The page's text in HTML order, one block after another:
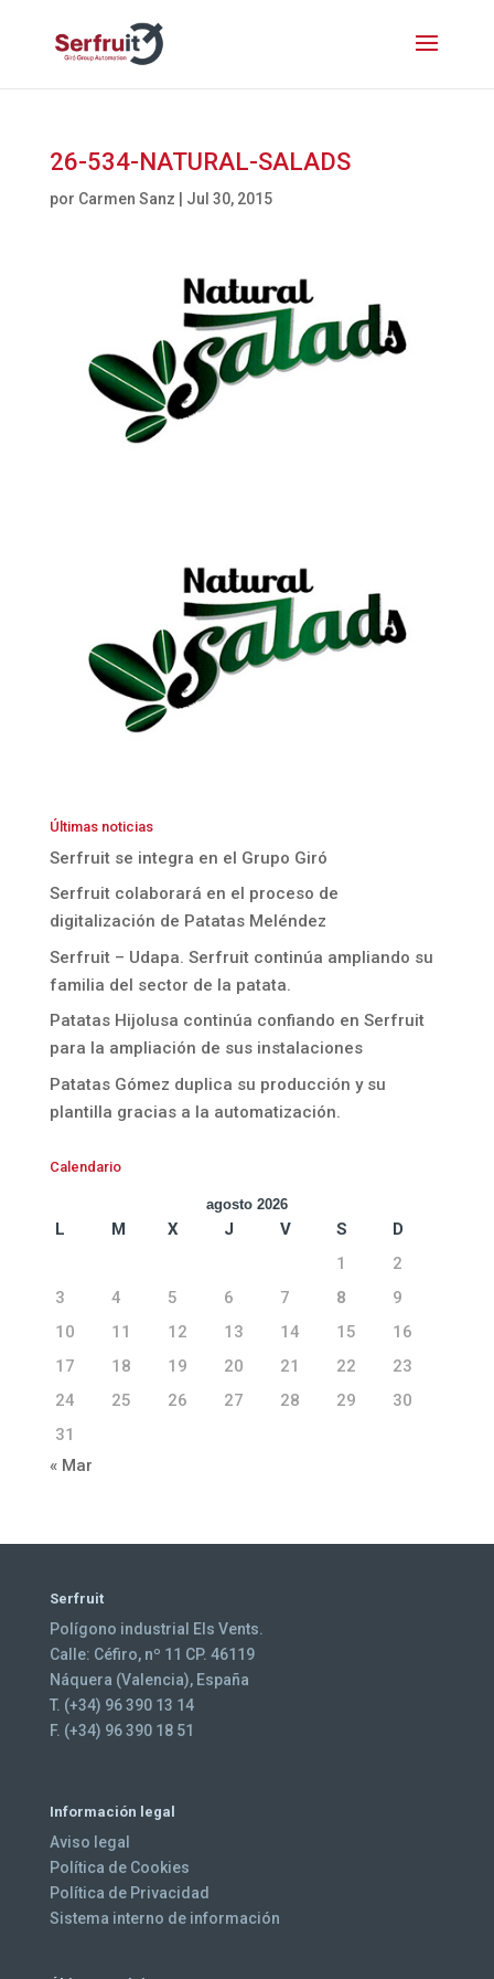
26-534-NATURAL-SALADS
por Carmen Sanz Jul 30, 2015
Últimas noticias
Serfruit se integra en el Grupo Giró
Serfruit colaborará en el proceso de
digitalización de Patatas Meléndez
Serfruit – Udapa. Serfruit continúa ampliando su
familia del sector de la patata.
Patatas Hijolusa continúa confiando en Serfruit
para la ampliación de sus instalaciones
Patatas Gómez duplica su producción y su
plantilla gracias a la automatización.
Calendario
agosto 2026
L M X J V S
D
1
2
3
4 5 6 7 8
9
10
11 12 13 14 15
16
17
18 19 20 21 22
23
24
25 26 27 28 29
30
31
« Mar
Serfruit
Polígono industrial Els Vents.
Calle: Céfiro, nº 11 CP. 46119
Náquera (Valencia), España
T. (+34) 96 390 13 14
F. (+34) 96 390 18 51
Información legal
Aviso legal
Política de Cookies
Política de Privacidad
Sistema interno de información